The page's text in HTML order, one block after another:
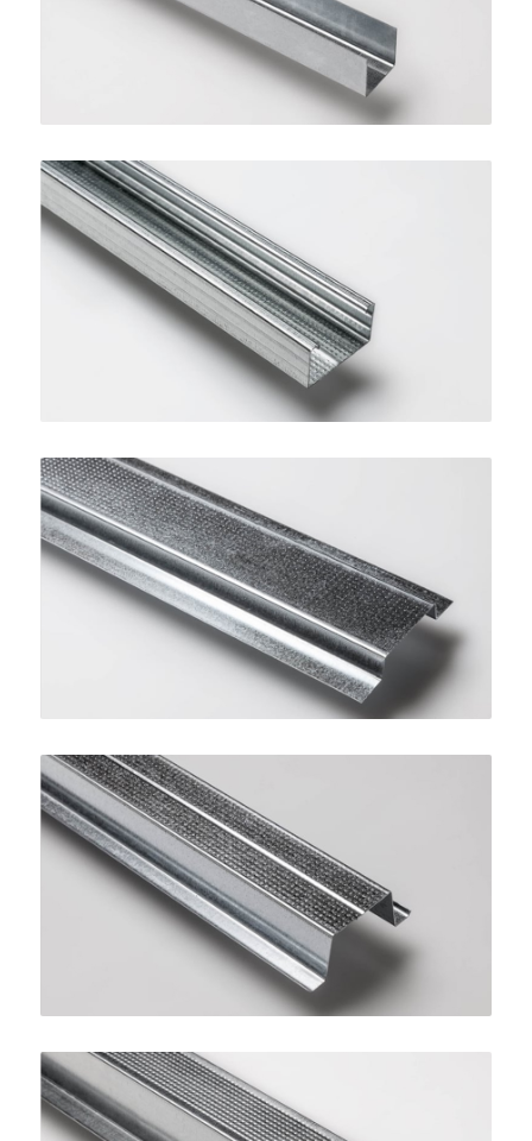
Montante per Controsoffitti
SINIAT
Profilo Omega 15
SINIAT
Profilo Omega 27
SINIAT